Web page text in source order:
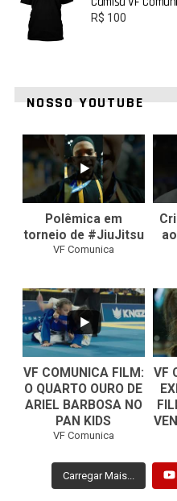
R$ 100
NOSSO YOUTUBE
42 1
Polêmica em
torneio de #JiuJitsu
VF Comunica
...
0
VF COMUNICA FILM:
O QUARTO OURO DE
ARIEL BARBOSA NO
PAN KIDS
VF Comunica
VF
Carregar Mais...